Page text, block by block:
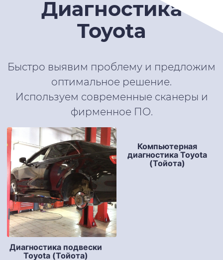
Диагностика
Toyota
Быстро выявим проблему и предложим
оптимальное решение.
Используем современные сканеры и
фирменное ПО.
Диагностика подвески
Toyota (Тойота)
Компьютерная
диагностика Toyota
(Тойота)